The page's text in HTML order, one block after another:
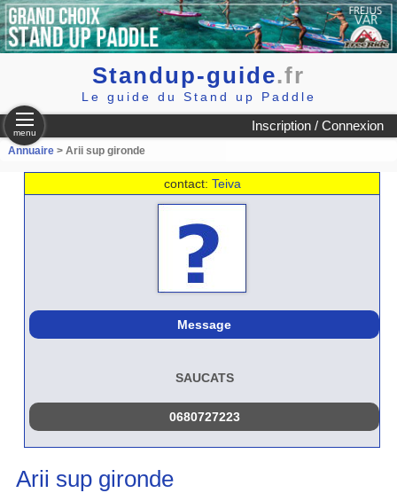
Standup-guide.fr
Le guide du Stand up Paddle
Inscription / Connexion
menu
Annuaire> Arii sup gironde
contact: Teiva
Message
SAUCATS
0680727223
Arii sup gironde